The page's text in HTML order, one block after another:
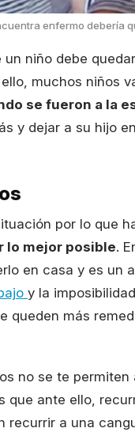
enfermo debería
niño debe
muchos niños
se fueron a la
y dejar a su hijo
por lo que
lo mejor posible.
en casa y es un
y la
queden más
no se te
que ante ello,
recurrir a una